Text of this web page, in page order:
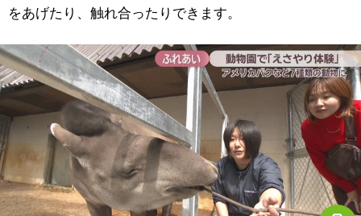
をあげたり、触れ合ったりできます。